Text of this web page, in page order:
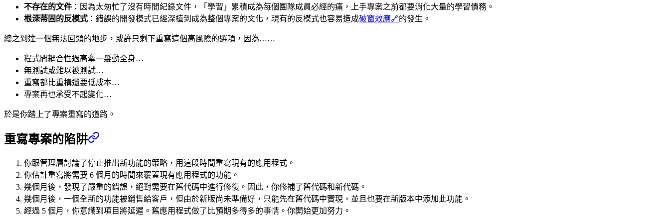
不存在的文件 ：因為太匆忙了沒有時間紀錄文件，「學習」累積成為每個團隊成員必經的痛，上手專案之前都要消化大量的學習債務。
根深蒂固的反模式 ：錯誤的開發模式已經深植到成為整個專案的文化，現有的反模式也容易造成破窗效應🔗的發生。
總之到達一個無法回頭的地步，或許只剩下重寫這個高風險的選項，因為……
程式間耦合性過高牽一髮動全身…
無測試或難以被測試…
重寫都比重構還要低成本…
專案再也承受不起變化…
於是你踏上了專案重寫的道路。
重寫專案的陷阱
你跟管理層討論了停止推出新功能的策略，用這段時間重寫現有的應用程式。
你估計重寫將需要 6 個月的時間來覆蓋現有應用程式的功能。
幾個月後，發現了嚴重的錯誤，絕對需要在舊代碼中進行修復。因此，你修補了舊代碼和新代碼。
幾個月後，一個全新的功能被銷售給客戶，但由於新版尚未準備好，只能先在舊代碼中實現，並且也要在新版本中添加此功能。
經過 5 個月，你意識到項目將延遲。舊應用程式做了比預期多得多的事情。你開始更加努力。